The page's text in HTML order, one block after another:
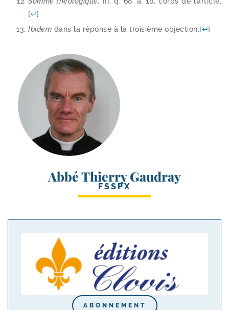
[↩]
Ibidem dans la réponse à la troi­sième objec­tion.[↩]
Abbé Thierry Gaudray
FSSPX
ABONNEMENT